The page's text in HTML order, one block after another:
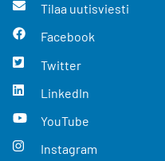
Tilaa uutisviesti
Facebook
Twitter
LinkedIn
YouTube
Instagram